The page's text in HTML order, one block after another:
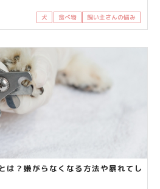
犬 食べ物 飼い主さんの悩み
は？嫌がらなくなる方法や暴れてし